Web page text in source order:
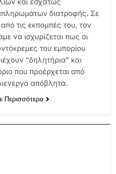
διατροφής. Σε
από τις εκπομπές του, τον
να ισχυρίζεται πως οι
του εμπορίου
“δηλητήρια” και
που προέρχεται από
απόβλητα.
Περισσότερα